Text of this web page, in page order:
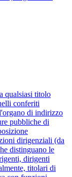
qualsiasi titolo
conferiti
di indirizzo
pubbliche di
dirigenziali (da
distinguano le
dirigenti
titolari di